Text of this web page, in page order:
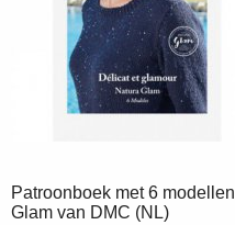
Patroonboek met 6
Glam van DMC (NL)